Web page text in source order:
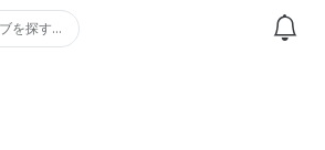
を探す...